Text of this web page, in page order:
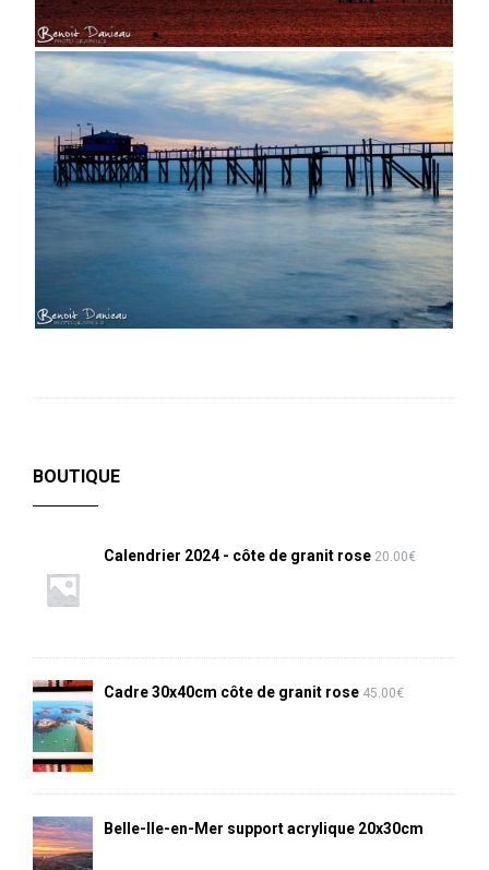
BOUTIQUE
Calendrier 2024 - côte de granit rose 20.00€
Cadre 30x40cm côte de granit rose 45.00€
Belle-Ile-en-Mer support acrylique 20x30cm